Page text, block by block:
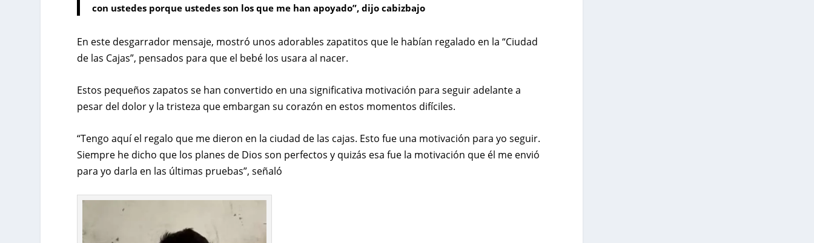
con ustedes porque ustedes son los que me han apoyado”, dijo cabizbajo
En este desgarrador mensaje, mostró unos adorables zapatitos que le habían regalado en la “Ciudad
de las Cajas”, pensados para que el bebé los usara al nacer.
Estos pequeños zapatos se han convertido en una significativa motivación para seguir adelante a
pesar del dolor y la tristeza que embargan su corazón en estos momentos difíciles.
“Tengo aquí el regalo que me dieron en la ciudad de las cajas. Esto fue una motivación para yo seguir.
Siempre he dicho que los planes de Dios son perfectos y quizás esa fue la motivación que él me envió
para yo darla en las últimas pruebas”, señaló